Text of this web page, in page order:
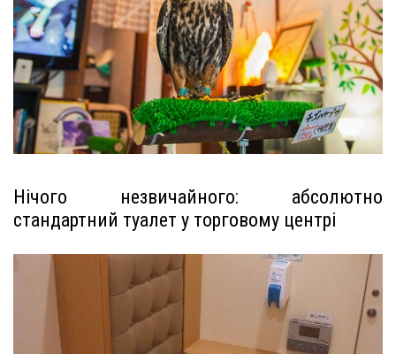
Нічого незвичайного: абсолютно
стандартний туалет у торговому центрі